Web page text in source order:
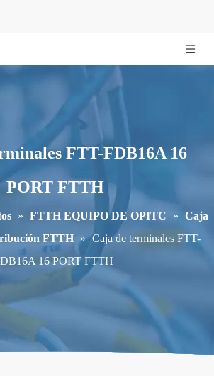
FTT-FDB16A 16
PORT FTTH
» FTTH EQUIPO DE OPITC » Caja
FTTH » Caja de terminales FTT-
16 PORT FTTH